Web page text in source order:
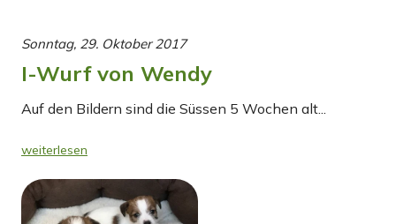
Sonntag, 29. Oktober 2017
I-Wurf von Wendy
Auf den Bildern sind die Süssen 5 Wochen alt...
weiterlesen